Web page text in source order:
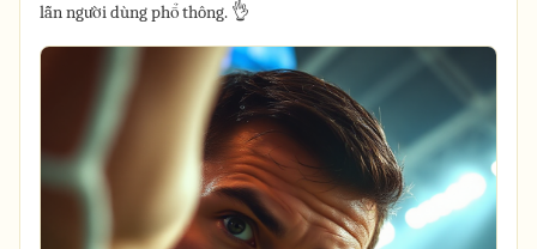
lẫn người dùng phổ thông. 👌